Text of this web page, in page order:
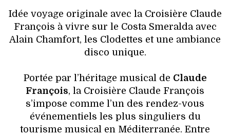
MODE DE RUE
JEUNES CRÉATEURS
HISTOIRE DES MARQUES
DÉCO
VOYAGES & LOISIRS
Idée voyage originale avec la Croisière Claude
François à vivre sur le Costa Smeralda avec
Alain Chamfort, les Clodettes et une ambiance
disco unique.
Portée par l’héritage musical de Claude
François, la Croisière Claude François
s’impose comme l’un des rendez-vous
événementiels les plus singuliers du
tourisme musical en Méditerranée. Entre